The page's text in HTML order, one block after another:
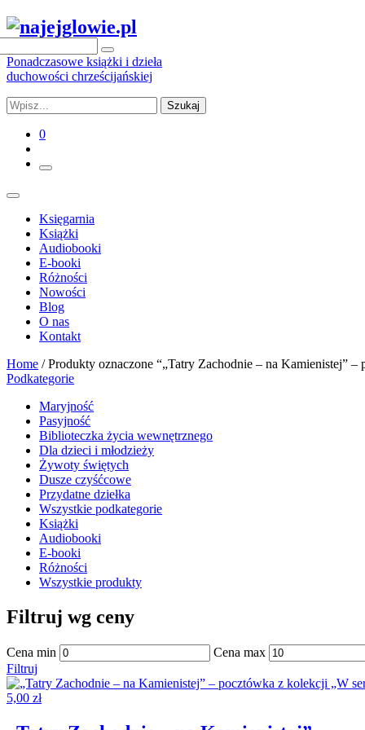
Ponadczasowe książki i dzieła
duchowości chrześcijańskiej
Szukaj
0
Księgarnia
Książki
Audiobooki
E-booki
Różności
Nowości
Blog
O nas
Kontakt
Home / Produkty oznaczone “„Tatry Zachodnie – na Kamienistej”
Podkategorie
Maryjność
Pasyjność
Biblioteczka życia wewnętrznego
Dla dzieci i młodzieży
Żywoty świętych
Dusze czyśćcowe
Przydatne dziełka
Wszystkie podkategorie
Książki
Audiobooki
E-booki
Różności
Wszystkie produkty
Filtruj wg ceny
Cena min Cena max
Filtruj
5,00 zł